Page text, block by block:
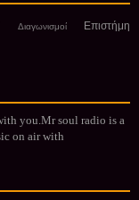
Διαγωνισμοί Επιστήμη
you.Mr soul radio is a
on air with